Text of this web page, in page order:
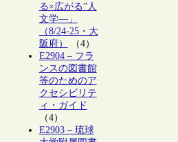
る×広がる”人
文学―」
（8/24-25・大
阪府）
（4）
E2904 – フラ
ンスの図書館
等のためのア
クセシビリテ
ィ・ガイド
（4）
E2903 – 琉球